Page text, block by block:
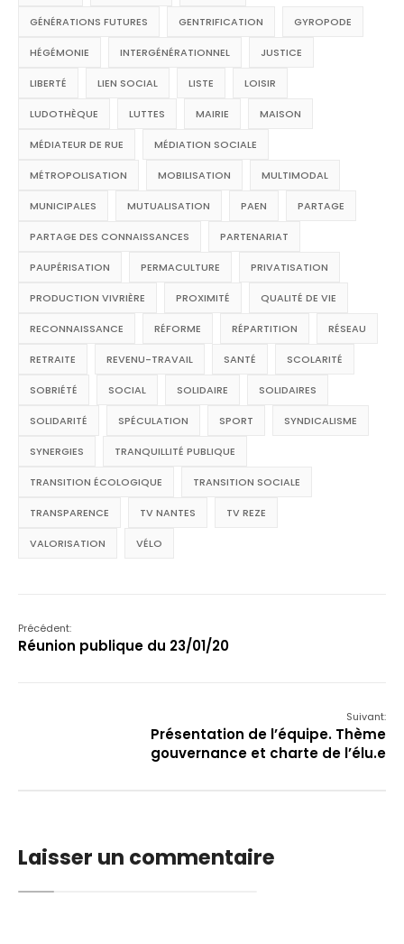
GÉNÉRATIONS FUTURES GENTRIFICATION GYROPODE
HÉGÉMONIE INTERGÉNÉRATIONNEL JUSTICE
LIBERTÉ LIEN SOCIAL LISTE LOISIR
LUDOTHÈQUE LUTTES MAIRIE MAISON
MÉDIATEUR DE RUE MÉDIATION SOCIALE
MÉTROPOLISATION MOBILISATION MULTIMODAL
MUNICIPALES MUTUALISATION PAEN PARTAGE
PARTAGE DES CONNAISSANCES PARTENARIAT
PAUPÉRISATION PERMACULTURE PRIVATISATION
PRODUCTION VIVRIÈRE PROXIMITÉ QUALITÉ DE VIE
RECONNAISSANCE RÉFORME RÉPARTITION RÉSEAU
RETRAITE REVENU-TRAVAIL SANTÉ SCOLARITÉ
SOBRIÉTÉ SOCIAL SOLIDAIRE SOLIDAIRES
SOLIDARITÉ SPÉCULATION SPORT SYNDICALISME
SYNERGIES TRANQUILLITÉ PUBLIQUE
TRANSITION ÉCOLOGIQUE TRANSITION SOCIALE
TRANSPARENCE TV NANTES TV REZE
VALORISATION VÉLO
Précédent:
Réunion publique du 23/01/20
Suivant:
Présentation de l’équipe. Thème
gouvernance et charte de l’élu.e
Laisser un commentaire